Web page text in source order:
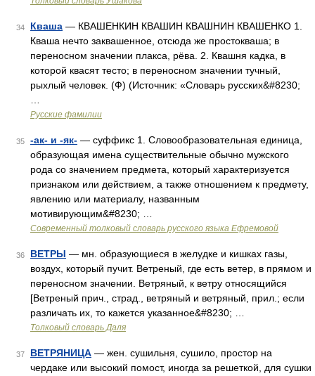
34 Кваша — КВАШЕНКИН КВАШИН КВАШНИН КВАШЕНКО 1.
Кваша нечто заквашенное, отсюда же простокваша; в
переносном значении плакса, рёва. 2. Квашня кадка, в
которой квасят тесто; в переносном значении тучный,
рыхлый человек. (Ф) (Источник: «Словарь русских&#8230;
Русские фамилии
35 -ак- и -як- — суффикс 1. Словообразовательная единица,
образующая имена существительные обычно мужского
рода со значением предмета, который характеризуется
признаком или действием, а также отношением к предмету,
явлению или материалу, названным
мотивирующим&#8230; …
Современный толковый словарь русского языка Ефремовой
36 ВЕТРЫ — мн. образующиеся в желудке и кишках газы,
воздух, который пучит. Ветреный, где есть ветер, в прямом и
переносном значении. Ветряный, к ветру относящийся
[Ветреный прич., страд., ветряный и ветряный, прил.; если
различать их, то кажется указанное&#8230; …
Толковый словарь Даля
37 ВЕТРЯНИЦА — жен. сушильня, сушило, простор на
чердаке или высокий помост, иногда за решеткой, для сушки